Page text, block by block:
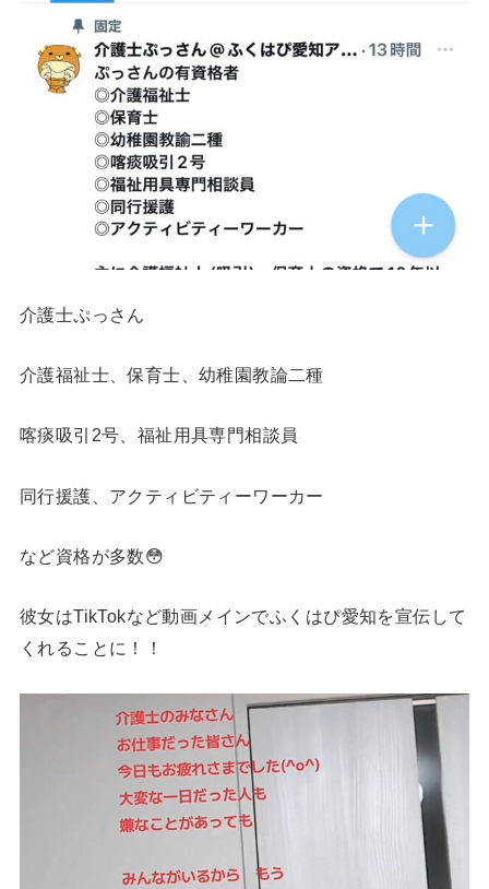
介護士ぷっさん
介護福祉士、保育士、幼稚園教論二種
喀痰吸引2号、福祉用具専門相談員
同行援護、アクティビティーワーカー
など資格が多数😳
彼女はTikTokなど動画メインでふくはぴ愛知を宣伝して
くれることに！！